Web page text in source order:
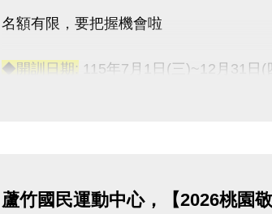
名額有限，要把握機會啦
◆開訓日期:115年7月1日(三)~12月31日(
-官網 : https://www.lzsports.com.tw/
蘆竹國民運動中心，【2026桃園